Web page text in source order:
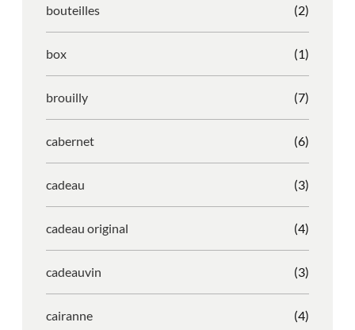
bouteilles (2)
box (1)
brouilly (7)
cabernet (6)
cadeau (3)
cadeau original (4)
cadeauvin (3)
cairanne (4)